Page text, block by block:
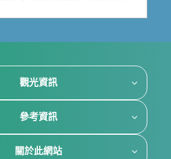
觀光資訊
參考資訊
關於此網站